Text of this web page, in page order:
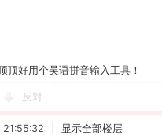
顶好用个吴语拼音输入工具！
反对
显示全部楼层